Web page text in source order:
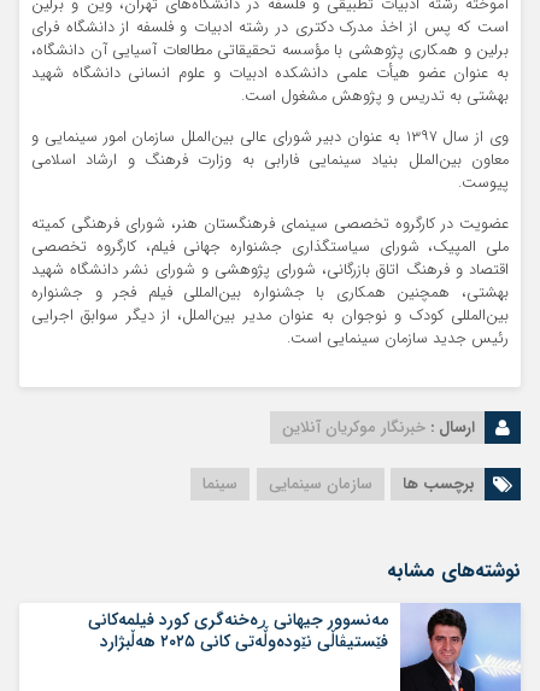
است که پس از اخذ مدرک دکتری در رشته ادبیات و فلسفه از دانشگاه فرای
برلین و همکاری پژوهشی با مؤسسه تحقیقاتی مطالعات آسیایی آن دانشگاه،
به عنوان عضو هیأت علمی دانشکده ادبیات و علوم انسانی دانشگاه شهید
بهشتی به تدریس و پژوهش مشغول است.
وی از سال ۱۳۹۷ به عنوان دبیر شورای عالی بین‌الملل سازمان امور سینمایی و
معاون بین‌الملل بنیاد سینمایی فارابی به وزارت فرهنگ و ارشاد اسلامی
پیوست.
عضویت در کارگروه تخصصی سینمای فرهنگستان هنر، شورای فرهنگی کمیته
ملی المپیک، شورای سیاستگذاری جشنواره جهانی فیلم، کارگروه تخصصی
اقتصاد و فرهنگ اتاق بازرگانی،‌ شورای پژوهشی و شورای نشر دانشگاه شهید
بهشتی، همچنین همکاری با جشنواره بین‌المللی فیلم فجر و جشنواره
بین‌المللی کودک و نوجوان به عنوان مدیر بین‌الملل، از دیگر سوابق اجرایی
رئیس جدید سازمان سینمایی است.
ارسال : خبرنگار موکریان آنلاین
برچسب ها سازمان سینمایی سینما
نوشته‌های مشابه
مەنسوور جیهانی ڕه‌خنه‌گری کورد فیلمه‌کانی
فێستیڤاڵی نێوده‌وڵه‌تی کانی ۲۰۲۵ هه‌ڵبژارد